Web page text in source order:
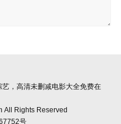
，高清未删减电影大全免费在
All Rights Reserved
号